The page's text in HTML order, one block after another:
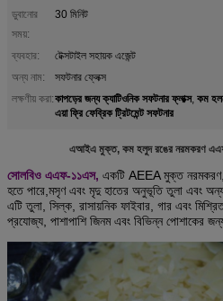
ডুবানোর
সময়:
30 মিনিট
ব্যবহার:
টেক্সটাইল সহায়ক এজেন্ট
অন্য নাম:
সফটনার ফ্লেক্স
লক্ষণীয় করা:কাপড়ের জন্য ক্যাটিওনিক সফটনার ফ্লাক্স, কম
এয়া ফ্রি ফেব্রিক ট্রিটমেন্ট সফটনার
এআইএ মুক্ত, কম হলুদ রঙের নরমকরণ এএফ
সোলবিও এএফ-১১এস, একটি AEEA মুক্ত নরমকরণ,
হতে পারে, মসৃণ এবং মৃদু হাতের অনুভূতি তুলা এবং
এটি তুলা, সিল্ক, রাসায়নিক ফাইবার, গার এবং
প্রযোজ্য, পাশাপাশি জিনম এবং বিভিন্ন পোশাকের